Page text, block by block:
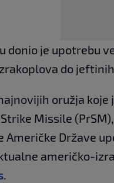
donio je upotrebu
do
oružja
Missile
Američke Države
američko-
.